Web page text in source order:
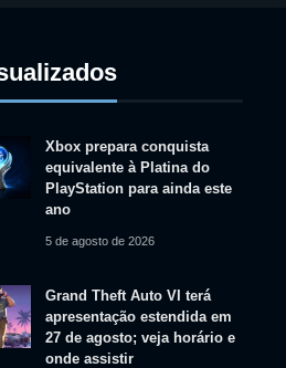
Xbox prepara conquista
equivalente à Platina do
PlayStation para ainda este
ano
5 de agosto de 2026
Grand Theft Auto VI terá
apresentação estendida em
27 de agosto; veja horário e
onde assistir